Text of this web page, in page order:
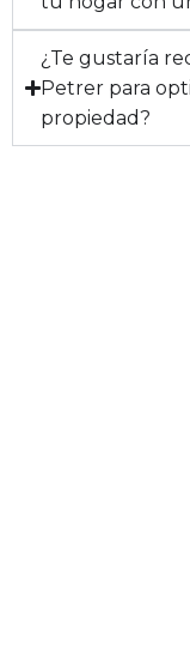
¿Te gustaría
Petrer para
propiedad?